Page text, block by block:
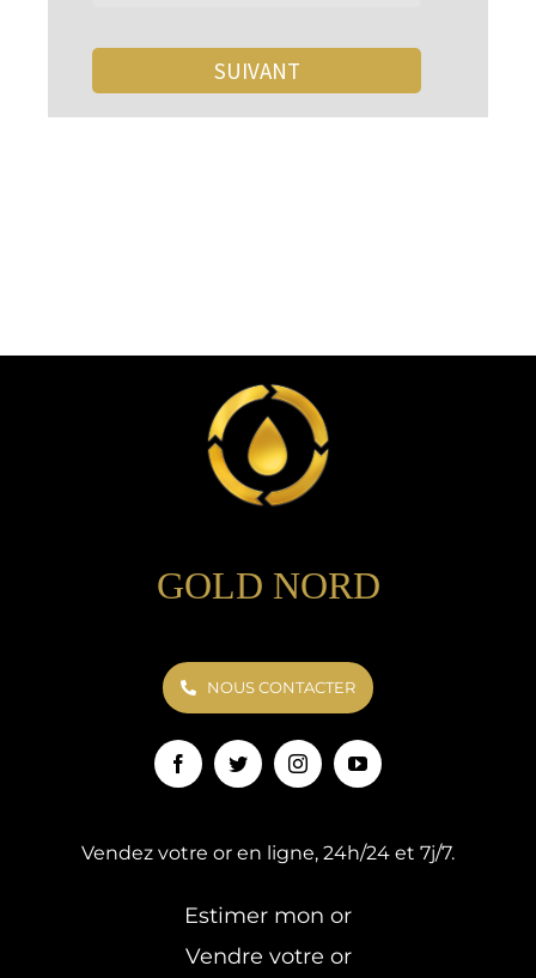
GOLD NORD
NOUS CONTACTER
Vendez votre or en ligne, 24h/24 et 7j/7.
Estimer mon or
Vendre votre or